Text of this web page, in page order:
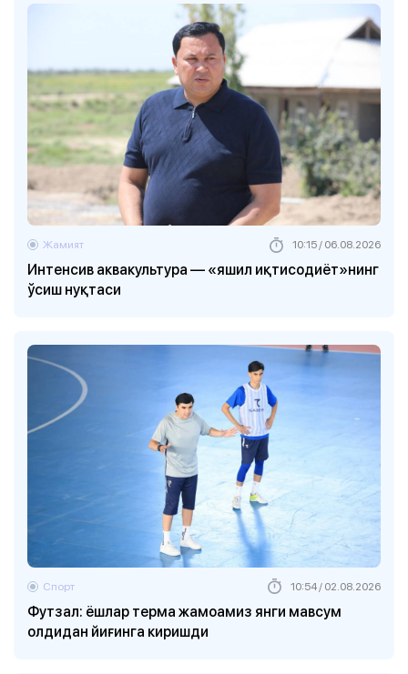
Интенсив аквакультура — «яшил иқтисодиёт»нинг
ўсиш нуқтаси
Жамият 10:15 / 06.08.2026
Футзал: ёшлар терма жамоамиз янги мавсум
олдидан йиғинга киришди
Спорт 10:54 / 02.08.2026